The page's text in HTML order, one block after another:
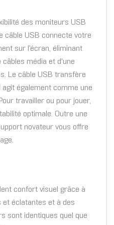
des moniteurs USB
câble USB connecte votre
sur l'écran, éliminant
câbles média et d'une
Le câble USB transfère
agit également comme une
travailler ou pour jouer,
optimale. Outre une
novateur vous offre
confort visuel grâce à
et éclatantes et à des
sont identiques quel que